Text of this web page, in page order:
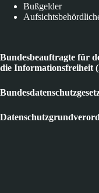
Bußgelder
Bundesbeauftragte für
die Informationsfreiheit